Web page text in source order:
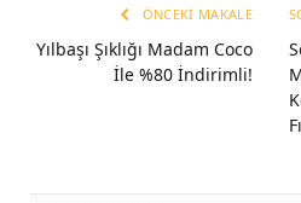
ÖNCEKI MAKALE
Yılbaşı Şıklığı Madam Coco
İle %80 İndirimli!